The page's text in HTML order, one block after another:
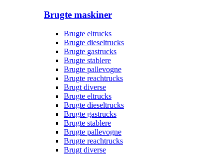
Brugte maskiner
Brugte eltrucks
Brugte dieseltrucks
Brugte gastrucks
Brugte stablere
Brugte pallevogne
Brugte reachtrucks
Brugt diverse
Brugte eltrucks
Brugte dieseltrucks
Brugte gastrucks
Brugte stablere
Brugte pallevogne
Brugte reachtrucks
Brugt diverse